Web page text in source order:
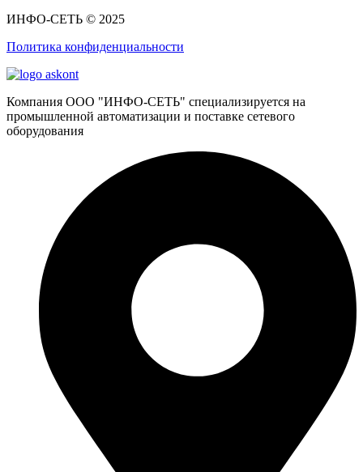
ИНФО-СЕТЬ © 2025
Политика конфиденциальности
Компания ООО "ИНФО-СЕТЬ" специализируется на
промышленной автоматизации и поставке сетевого
оборудования